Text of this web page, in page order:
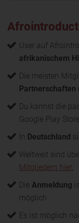
User auf
afrikanischem
Die meisten
Partnerschaften
Du kannst die
Google Play
In Deutschland
Weltweit sind
Mitgliedern hier.
Die Anmeldung
möglich
Es ist möglich